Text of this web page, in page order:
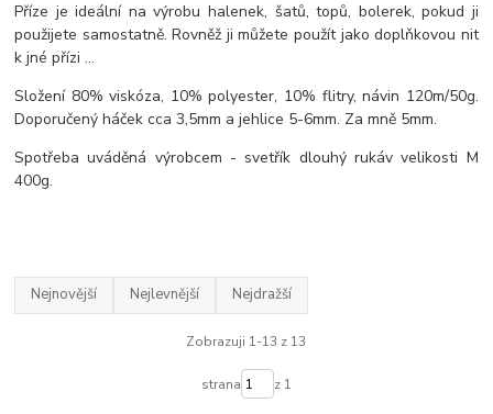
Příze je ideální na výrobu halenek, šatů, topů, bolerek, pokud ji
použijete samostatně. Rovněž ji můžete použít jako doplňkovou nit
k jné přízi ...
Složení 80% viskóza, 10% polyester, 10% flitry, návin 120m/50g.
Doporučený háček cca 3,5mm a jehlice 5-6mm. Za mně 5mm.
Spotřeba uváděná výrobcem - svetřík dlouhý rukáv velikosti M
400g.
Nejnovější Nejlevnější Nejdražší
Zobrazuji 1-13 z 13
strana z 1